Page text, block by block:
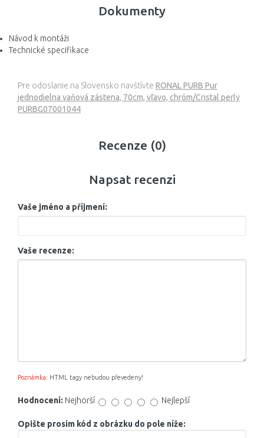
Dokumenty
Návod k montáži
Technické specifikace
Pre odoslanie na Slovensko navštívte RONAL PURB Pur
jednodielna vaňová zástena, 70cm, vľavo, chróm/Cristal perly
PURBG07001044
Recenze (0)
Napsat recenzi
Vaše jméno a příjmení:
Vaše recenze:
Poznámka: HTML tagy nebudou převedeny!
Hodnocení: Nejhorší Nejlepší
Opište prosím kód z obrázku do pole níže: